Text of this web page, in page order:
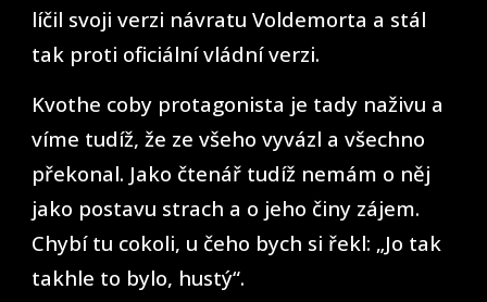
líčil svoji verzi návratu Voldemorta a stál
tak proti oficiální vládní verzi.
Kvothe coby protagonista je tady naživu a
víme tudíž, že ze všeho vyvázl a všechno
překonal. Jako čtenář tudíž nemám o něj
jako postavu strach a o jeho činy zájem.
Chybí tu cokoli, u čeho bych si řekl: „Jo tak
takhle to bylo, hustý“.